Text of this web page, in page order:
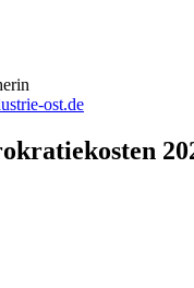
ost.de